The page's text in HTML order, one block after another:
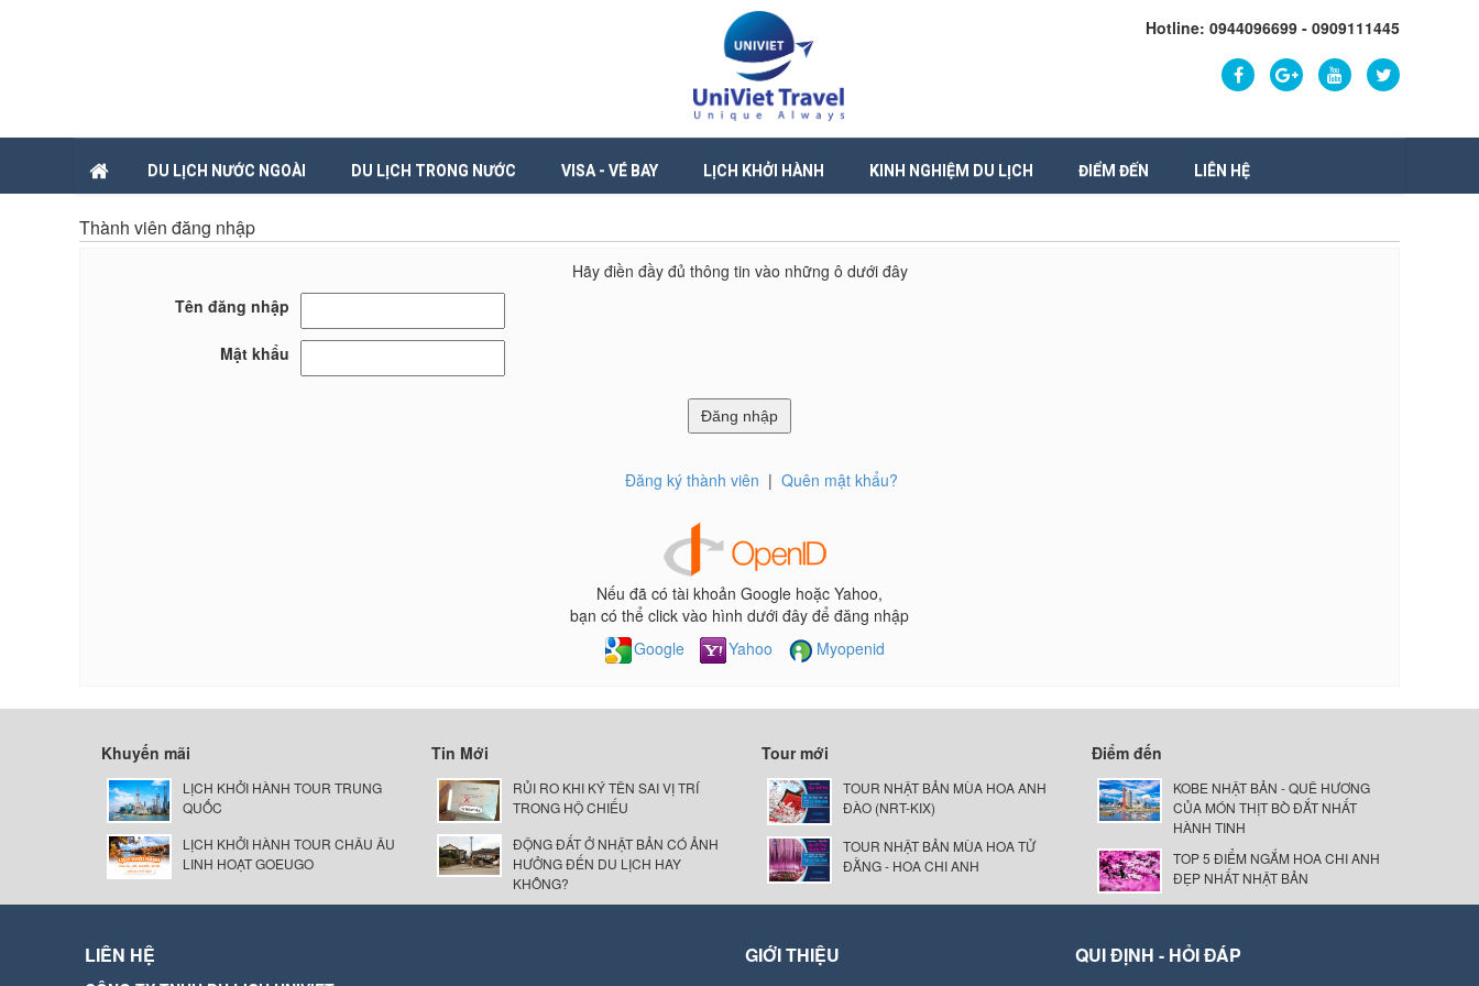
Hotline: 0944096699 - 0909111445
DU LỊCH NƯỚC NGOÀI DU LỊCH TRONG NƯỚC VISA - VÉ BAY LỊCH KHỞI HÀNH KINH NGHIỆM DU LỊCH ĐIỂM ĐẾN LIÊN HỆ
Thành viên đăng nhập
Hãy điền đầy đủ thông tin vào những ô dưới đây
Tên đăng nhập
Mật khẩu
Đăng ký thành viên | Quên mật khẩu?
Nếu đã có tài khoản Google hoặc Yahoo,
bạn có thể click vào hình dưới đây để đăng nhập
Google
Yahoo Myopenid
Khuyến mãi
LỊCH KHỞI HÀNH TOUR TRUNG
QUỐC
LỊCH KHỞI HÀNH TOUR CHÂU ÂU
LINH HOẠT GOEUGO
Tin Mới
RỦI RO KHI KÝ TÊN SAI VỊ TRÍ
TRONG HỘ CHIẾU
ĐỘNG ĐẤT Ở NHẬT BẢN CÓ ẢNH
HƯỞNG ĐẾN DU LỊCH HAY
KHÔNG?
Tour mới
TOUR NHẬT BẢN MÙA HOA ANH
ĐÀO (NRT-KIX)
TOUR NHẬT BẢN MÙA HOA TỬ
ĐẰNG - HOA CHI ANH
Điểm đến
KOBE NHẬT BẢN - QUÊ HƯƠNG
CỦA MÓN THỊT BÒ ĐẮT NHẤT
HÀNH TINH
TOP 5 ĐIỂM NGẮM HOA CHI ANH
ĐẸP NHẤT NHẬT BẢN
LIÊN HỆ GIỚI THIỆU QUI ĐỊNH - HỎI ĐÁP